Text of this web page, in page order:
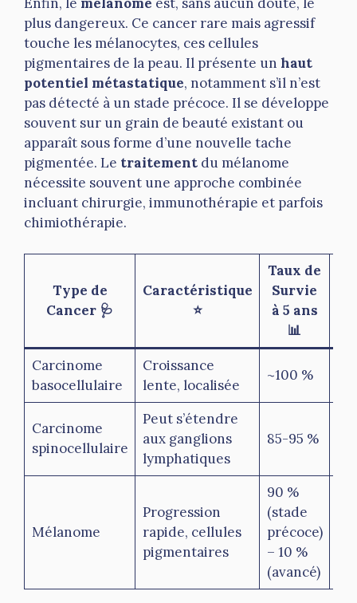
plus dangereux. Ce cancer rare mais agressif
touche les mélanocytes, ces cellules
pigmentaires de la peau. Il présente un haut
potentiel métastatique, notamment s’il n’est
pas détecté à un stade précoce. Il se développe
souvent sur un grain de beauté existant ou
apparaît sous forme d’une nouvelle tache
pigmentée. Le traitement du mélanome
nécessite souvent une approche combinée
incluant chirurgie, immunothérapie et parfois
chimiothérapie.
Type de
Cancer 🩺
Caractéristique
⭐
Taux de
Survie
à 5 ans
📊
Carcinome
basocellulaire
Croissance
lente, localisée
~100 %
Carcinome
spinocellulaire
Peut s’étendre
aux ganglions
lymphatiques
85-95 %
Mélanome
Progression
rapide, cellules
pigmentaires
90 %
(stade
précoce)
– 10 %
(avancé)